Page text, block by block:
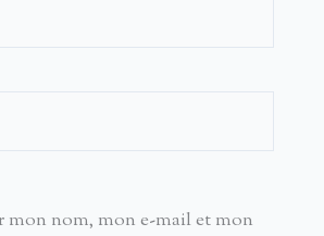
mon nom, mon e-mail et mon